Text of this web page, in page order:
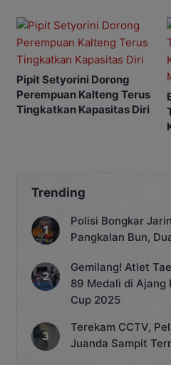
Pipit Setyorini Dorong
Perempuan Kalteng Terus
Tingkatkan Kapasitas Diri
Trending
Polisi Bongkar
Pangkalan Bun,
Gemilang! Atlet
89 Medali di Ajang
Cup 2025
Terekam CCTV,
Juanda Sampit